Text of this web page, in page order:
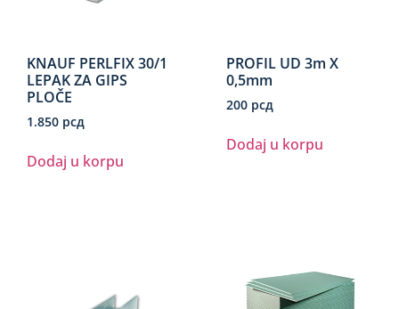
KNAUF PERLFIX 30/1
LEPAK ZA GIPS
PLOČE
1.850 рсд
Dodaj u korpu
PROFIL UD 3m X
0,5mm
200 рсд
Dodaj u korpu